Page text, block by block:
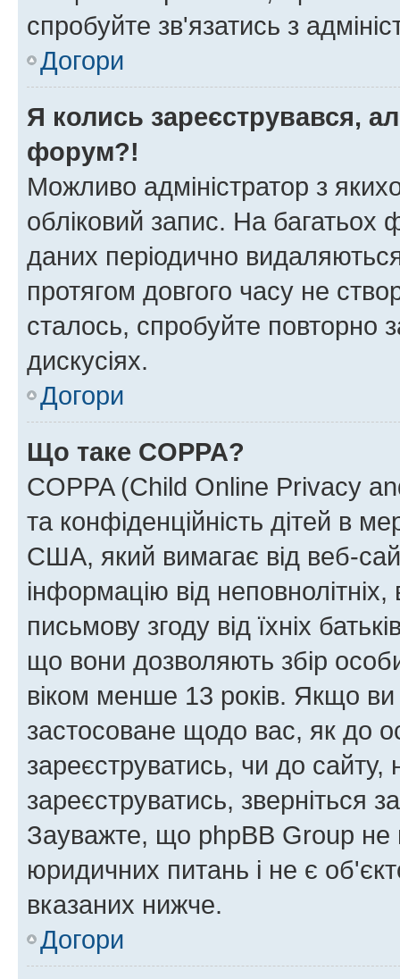
спробуйте зв'язатись з
Догори
Я колись зареєструвався,
форум?!
Можливо адміністратор з
обліковий запис. На
даних періодично видаляються
протягом довгого часу не
сталось, спробуйте повторно
дискусіях.
Догори
Що таке COPPA?
COPPA (Child Online Privacy
та конфіденційність дітей в
США, який вимагає від веб-
інформацію від
письмову згоду від їхніх
що вони дозволяють збір
віком менше 13 років. Якщо
застосоване щодо вас, як до
зареєструватись, чи до
зареєструватись, зверніться
Зауважте, що phpBB Group не
юридичних питань і не є
вказаних нижче.
Догори